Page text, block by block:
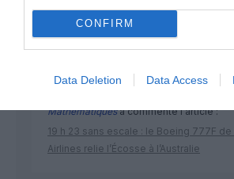
CONFIRM
Data Deletion Data Access
DERNIERS
Mathématiquesa commenté l'article :
19 h 23 sans escale : le Boeing 777F de
Airlines relie l’Écosse à l’Australie